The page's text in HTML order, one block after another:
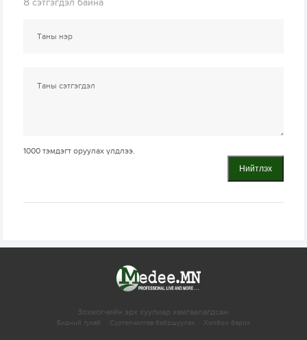
сэтгэгдэл байна
1000 тэмдэгт оруулах үлдлээ.
Нийтлэх
Зохиогчийн эрх хуулиар хамгаалагдсан.
Бидний тухай Сурталчилгаа байршуулах Холбоо барих